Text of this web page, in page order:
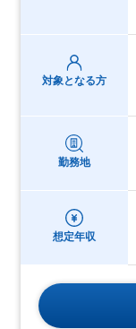
対象となる方
勤務地
想定年収